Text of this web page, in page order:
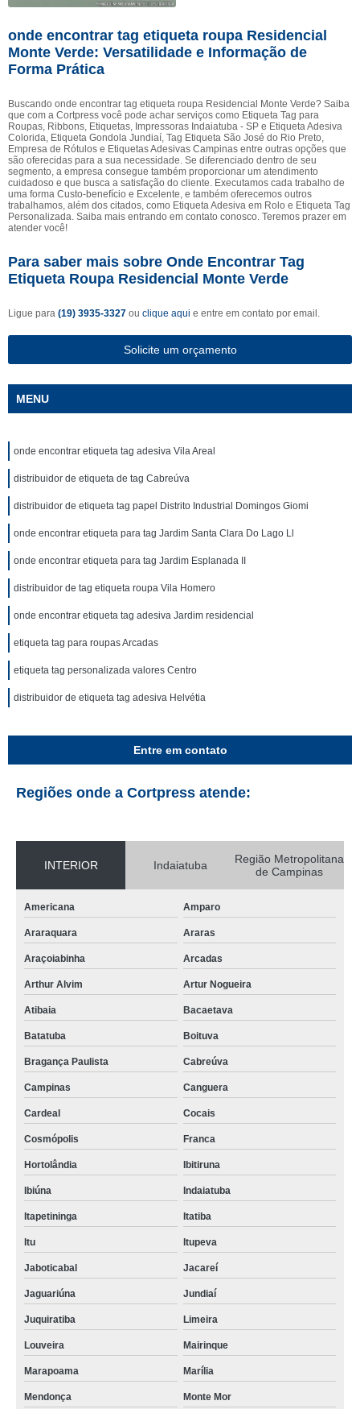
onde encontrar tag etiqueta roupa Residencial
Monte Verde: Versatilidade e Informação de
Forma Prática
Buscando onde encontrar tag etiqueta roupa Residencial Monte Verde? Saiba
que com a Cortpress você pode achar serviços como Etiqueta Tag para
Roupas, Ribbons, Etiquetas, Impressoras Indaiatuba - SP e Etiqueta Adesiva
Colorida, Etiqueta Gondola Jundiaí, Tag Etiqueta São José do Rio Preto,
Empresa de Rótulos e Etiquetas Adesivas Campinas entre outras opções que
são oferecidas para a sua necessidade. Se diferenciado dentro de seu
segmento, a empresa consegue também proporcionar um atendimento
cuidadoso e que busca a satisfação do cliente. Executamos cada trabalho de
uma forma Custo-benefício e Excelente, e também oferecemos outros
trabalhamos, além dos citados, como Etiqueta Adesiva em Rolo e Etiqueta Tag
Personalizada. Saiba mais entrando em contato conosco. Teremos prazer em
atender você!
Para saber mais sobre Onde Encontrar Tag
Etiqueta Roupa Residencial Monte Verde
Ligue para (19) 3935-3327 ou clique aqui e entre em contato por email.
Solicite um orçamento
MENU
onde encontrar etiqueta tag adesiva Vila Areal
distribuidor de etiqueta de tag Cabreúva
distribuidor de etiqueta tag papel Distrito Industrial Domingos Giomi
onde encontrar etiqueta para tag Jardim Santa Clara Do Lago Ll
onde encontrar etiqueta para tag Jardim Esplanada II
distribuidor de tag etiqueta roupa Vila Homero
onde encontrar etiqueta tag adesiva Jardim residencial
etiqueta tag para roupas Arcadas
etiqueta tag personalizada valores Centro
distribuidor de etiqueta tag adesiva Helvétia
Entre em contato
Regiões onde a Cortpress atende:
INTERIOR Indaiatuba
Região Metropolitana
de Campinas
Americana Amparo
Araraquara Araras
Araçoiabinha Arcadas
Arthur Alvim Artur Nogueira
Atibaia Bacaetava
Batatuba Boituva
Bragança Paulista Cabreúva
Campinas Canguera
Cardeal Cocais
Cosmópolis Franca
Hortolândia Ibitiruna
Ibiúna Indaiatuba
Itapetininga Itatiba
Itu Itupeva
Jaboticabal Jacareí
Jaguariúna Jundiaí
Juquiratiba Limeira
Louveira Mairinque
Marapoama Marília
Mendonça Monte Mor